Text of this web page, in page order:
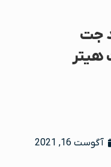
جت
هیتر
آگوست 16, 2021